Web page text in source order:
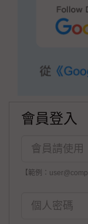
會員登入
【範例：